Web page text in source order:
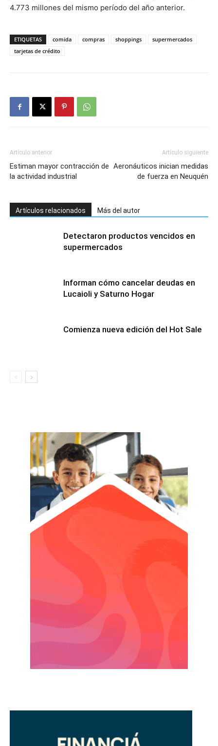
4.773 millones del mismo período del año anterior.
ETIQUETAS comida compras shoppings
supermercados
tarjetas de crédito
Artículo anterior
Estiman mayor contracción de
la actividad industrial
Artículo siguiente
Aeronáuticos inician medidas
de fuerza en Neuquén
Artículos relacionados Más del autor
Detectaron productos vencidos en
supermercados
Informan cómo cancelar deudas en
Lucaioli y Saturno Hogar
Comienza nueva edición del Hot Sale